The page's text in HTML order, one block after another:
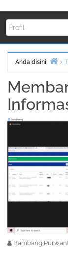
Anda disini:
Bambang